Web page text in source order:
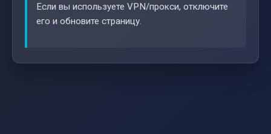
Если вы используете VPN/прокси, отключите
его и обновите страницу.